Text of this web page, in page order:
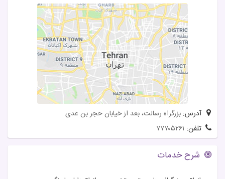
آدرس: بزرگراه رسالت، بعد از خیابان حجر بن عدی
تلفن: ۷۷۷۰۵۲۶۱
شرح خدمات